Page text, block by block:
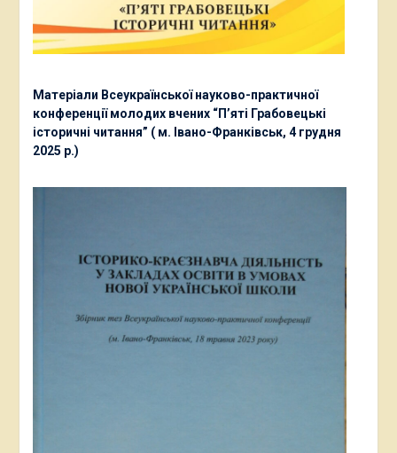
Матеріали Всеукраїнської науково-практичної
конференції молодих вчених “П’яті Грабовецькі
історичні читання” ( м. Івано-Франківськ, 4 грудня
2025 р.)